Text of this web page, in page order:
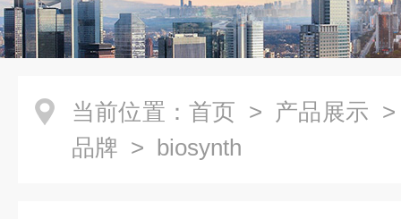
当前位置： 首页 > 产品展示
品牌 > biosynth